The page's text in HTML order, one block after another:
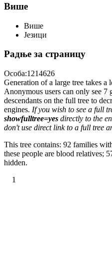
Више
Више
Језици
Радње за страницу
Особа:1214626
Generation of a large tree takes a
Anonymous users can only see 7
descendants on the full tree to
engines. If you wish to see a full
showfulltree=yes directly to the
don't use direct link to a full tree
This tree contains: 92 families
these people are blood relatives;
hidden.
1